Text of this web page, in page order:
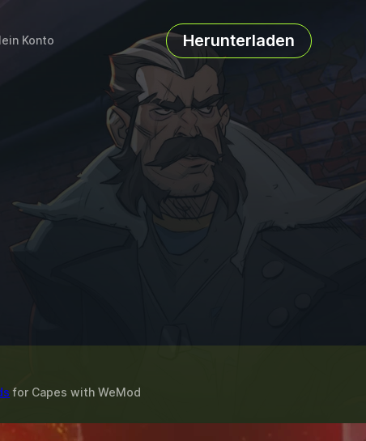
Konto Herunterladen
for Capes with WeMod